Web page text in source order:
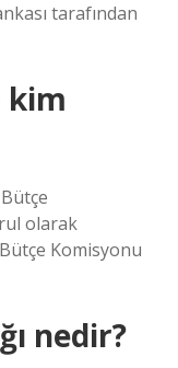
tarafından
kim
olarak
Komisyonu
nedir?